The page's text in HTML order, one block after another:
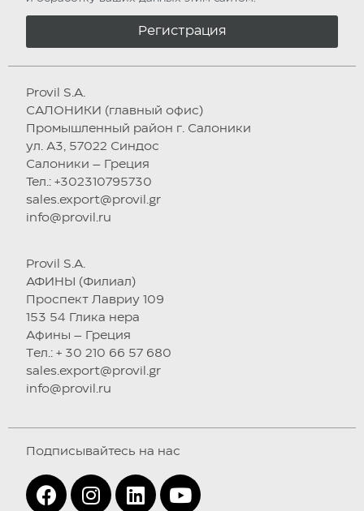
Регистрация
Provil S.A.
САЛОНИКИ (главный офис)
Промышленный район г. Салоники
ул. А3, 57022 Синдос
Салоники – Греция
Тел.: +302310795730
sales.export@provil.gr
info@provil.ru
Provil S.A.
АФИНЫ (Филиал)
Проспект Лавриу 109
153 54 Глика нера
Афины – Греция
Tел.: + 30 210 66 57 680
sales.export@provil.gr
info@provil.ru
Подписывайтесь на нас